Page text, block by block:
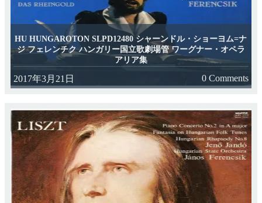
HU HUNGAROTON SLPD12480 シャーンドル・ショーヨム=ナ
ジ フェレンチク ハンガリー国立歌劇場管 ワーグナー・オペラ
アリア集
2017年3月21日 0 Comments